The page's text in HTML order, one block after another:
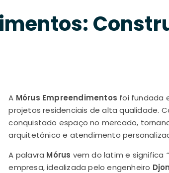
A Mórus Empreendimentos foi fundada
projetos residenciais de alta qualidade.
conquistado espaço no mercado,
arquitetônico e atendimento
A palavra Mórus vem do latim e significa
empresa, idealizada pelo engenheiro